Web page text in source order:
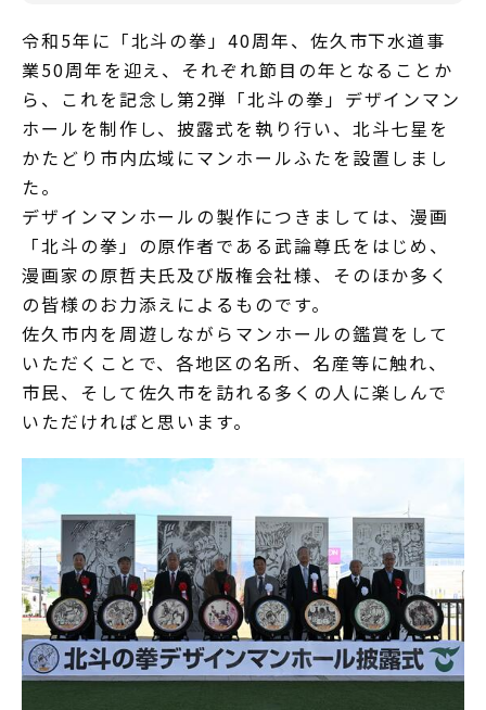
令和5年に「北斗の拳」40周年、佐久市下水道事
業50周年を迎え、それぞれ節目の年となることか
ら、これを記念し第2弾「北斗の拳」デザインマン
ホールを制作し、披露式を執り行い、北斗七星を
かたどり市内広域にマンホールふたを設置しまし
た。
デザインマンホールの製作につきましては、漫画
「北斗の拳」の原作者である武論尊氏をはじめ、
漫画家の原哲夫氏及び版権会社様、そのほか多く
の皆様のお力添えによるものです。
佐久市内を周遊しながらマンホールの鑑賞をして
いただくことで、各地区の名所、名産等に触れ、
市民、そして佐久市を訪れる多くの人に楽しんで
いただければと思います。